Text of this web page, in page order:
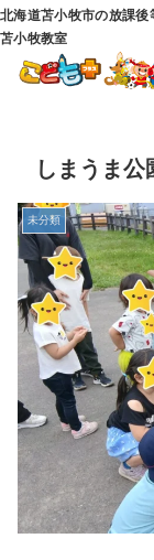
北海道苫小牧市の放課
苫小牧教室
しまうま公
未分類